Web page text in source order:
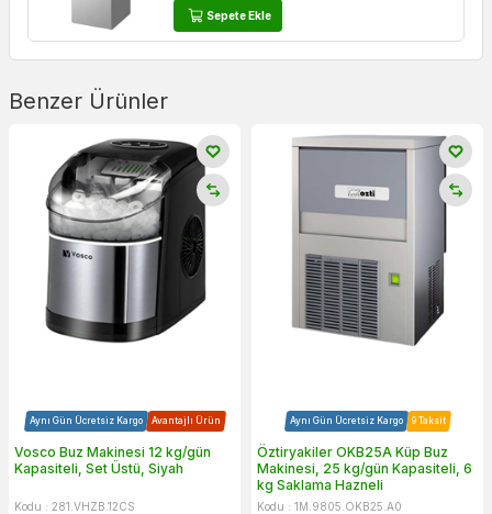
Sepete Ekle
Benzer Ürünler
Aynı Gün Ücretsiz Kargo Avantajlı Ürün
Vosco Buz Makinesi 12 kg/gün
Kapasiteli, Set Üstü, Siyah
Kodu : 281.VHZB.12CS
Aynı Gün Ücretsiz Kargo 9 Taksit
Öztiryakiler OKB25A Küp Buz
Makinesi, 25 kg/gün Kapasiteli, 6
kg Saklama Hazneli
Kodu : 1M.9805.OKB25.A0